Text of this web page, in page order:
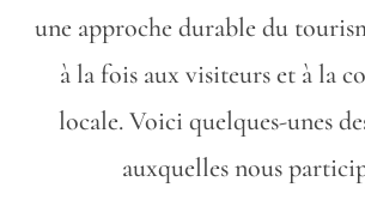
une approche durable du
à la fois aux visiteurs et à la
locale. Voici quelques-unes
auxquelles nous